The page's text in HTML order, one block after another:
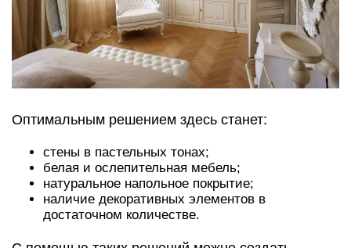
Оптимальным решением здесь станет:
стены в пастельных тонах;
белая и ослепительная мебель;
натуральное напольное покрытие;
наличие декоративных элементов в
достаточном количестве.